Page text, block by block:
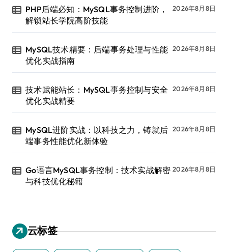
PHP后端必知：MySQL事务控制进阶，
解锁站长学院高阶技能
2026年8月8日
MySQL技术精要：后端事务处理与性能
优化实战指南
2026年8月8日
技术赋能站长：MySQL事务控制与安全
优化实战精要
2026年8月8日
MySQL进阶实战：以科技之力，铸就后
端事务性能优化新体验
2026年8月8日
Go语言MySQL事务控制：技术实战解密
与科技优化秘籍
2026年8月8日
云标签